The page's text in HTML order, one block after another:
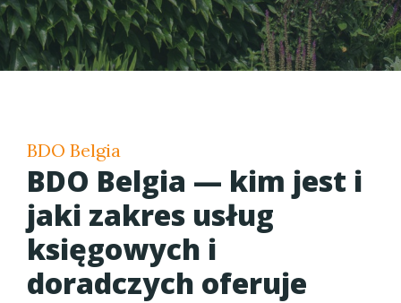
BDO Belgia
BDO Belgia — kim jest i
jaki zakres usług
księgowych i
doradczych oferuje